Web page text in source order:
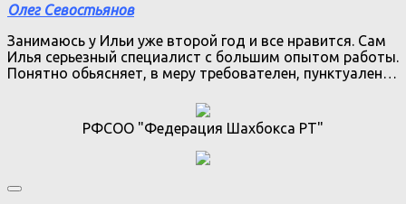
Олег Севостьянов
Занимаюсь у Ильи уже второй год и все нравится. Сам
Илья серьезный специалист с большим опытом работы.
Понятно обьясняет, в меру требователен, пунктуален…
РФСОО "Федерация Шахбокса РТ"